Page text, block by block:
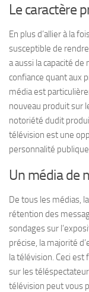
Le caractère
En plus d’allier à la
susceptible de
a aussi la capacité
confiance quant aux
média est
nouveau produit sur
notoriété dudit
télévision est une
personnalité
Un média de
De tous les médias,
rétention des
sondages sur
précise, la majorité
la télévision. Ceci
sur les
télévision peut vous